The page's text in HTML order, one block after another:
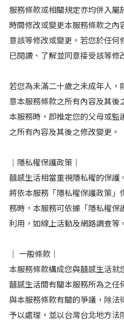
服務條款或相關規定亦均併入
時間修改或變更本服務條款之
意該等修改或變更。若您於任
已閱讀、了解並同意接受該等修
若您為未滿二十歲之未成年人，
意本服務條款之所有內容及其
本服務時，即推定您的父母或
之所有內容及其後之修改變更。
｜隱私權保護政策｜
囍感生活相當重視隱私權的保護
將依本服務「隱私權保護政策
務時，本服務可依據「隱私權
利用，如線上活動及網路調查等。
｜ 一般條款｜
本服務條款構成您與囍感生活
囍感生活間有關本服務所為之任
與本服務條款有關的爭議，除法
予以處理，並以台灣台北地方法